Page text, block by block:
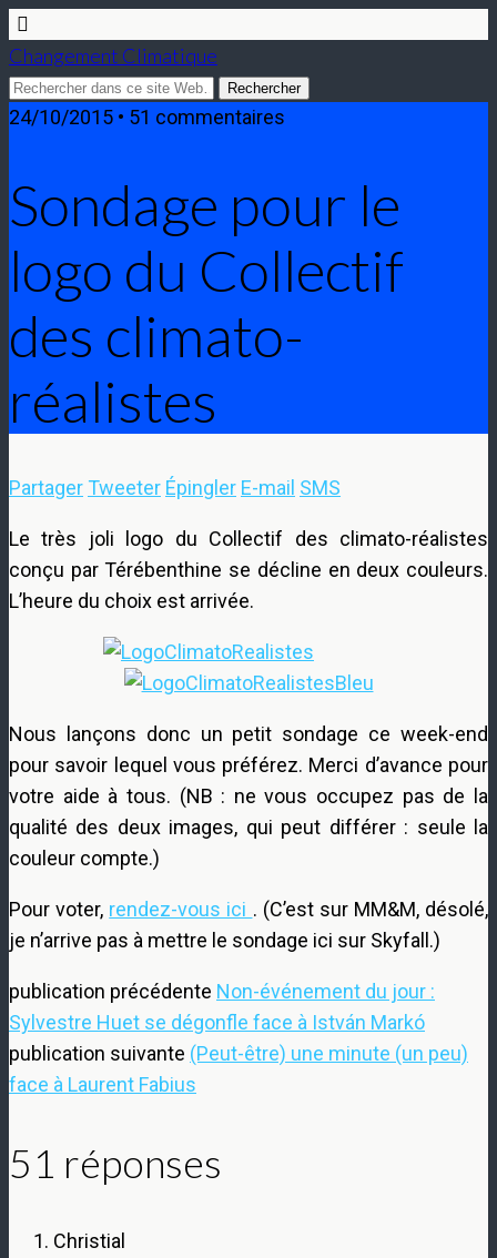
Changement Climatique
24/10/2015 • 51 commentaires
Sondage pour le
logo du Collectif
des climato-
réalistes
Partager Tweeter Épingler E-mail SMS
Le très joli logo du Collectif des climato-réalistes
conçu par Térébenthine se décline en deux couleurs.
L’heure du choix est arrivée.
Nous lançons donc un petit sondage ce week-end
pour savoir lequel vous préférez. Merci d’avance pour
votre aide à tous. (NB : ne vous occupez pas de la
qualité des deux images, qui peut différer : seule la
couleur compte.)
Pour voter, rendez-vous ici . (C’est sur MM&M, désolé,
je n’arrive pas à mettre le sondage ici sur Skyfall.)
publication précédente Non-événement du jour :
Sylvestre Huet se dégonfle face à István Markó
publication suivante (Peut-être) une minute (un peu)
face à Laurent Fabius
51 réponses
Christial